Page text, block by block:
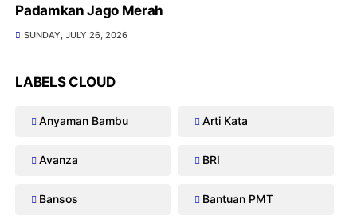
Padamkan Jago Merah
SUNDAY, JULY 26, 2026
LABELS CLOUD
Anyaman Bambu Arti Kata
Avanza BRI
Bansos Bantuan PMT